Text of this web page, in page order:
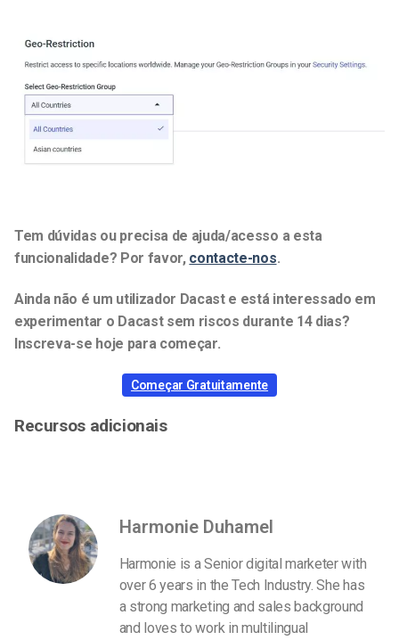
Tem dúvidas ou precisa de ajuda/acesso a esta
funcionalidade? Por favor, contacte-nos.
Ainda não é um utilizador Dacast e está interessado em
experimentar o Dacast sem riscos durante 14 dias?
Inscreva-se hoje para começar.
Começar Gratuitamente
Recursos adicionais
Harmonie Duhamel
Harmonie is a Senior digital marketer with
over 6 years in the Tech Industry. She has
a strong marketing and sales background
and loves to work in multilingual